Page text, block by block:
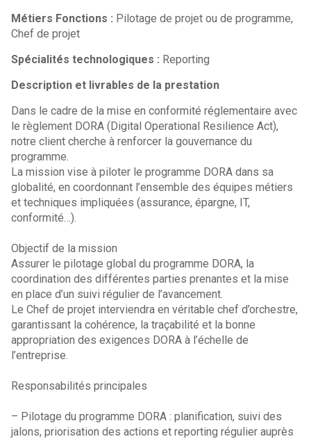
Métiers Fonctions : Pilotage de projet ou de programme,
Chef de projet
Spécialités technologiques : Reporting
Description et livrables de la prestation
Dans le cadre de la mise en conformité réglementaire avec
le règlement DORA (Digital Operational Resilience Act),
notre client cherche à renforcer la gouvernance du
programme.
La mission vise à piloter le programme DORA dans sa
globalité, en coordonnant l’ensemble des équipes métiers
et techniques impliquées (assurance, épargne, IT,
conformité…).
Objectif de la mission
Assurer le pilotage global du programme DORA, la
coordination des différentes parties prenantes et la mise
en place d’un suivi régulier de l’avancement.
Le Chef de projet interviendra en véritable chef d’orchestre,
garantissant la cohérence, la traçabilité et la bonne
appropriation des exigences DORA à l’échelle de
l’entreprise.
Responsabilités principales
– Pilotage du programme DORA : planification, suivi des
jalons, priorisation des actions et reporting régulier auprès